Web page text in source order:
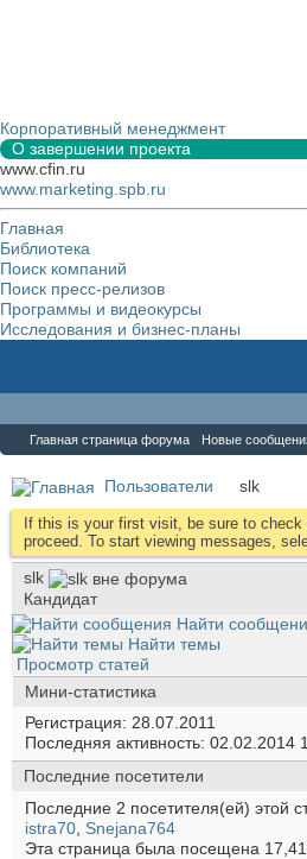
Корпоративный менеджмент
О завершении проекта
www.cfin.ru
www.marketing.spb.ru
Главная
Библиотека
Поиск компаний
Поиск пресс-релизов
Программы и видеокурсы
Исследования и бизнес-планы
Главная страница форума Новые
Пользователи slk
If this is your first visit, be sure to check
proceed. To start viewing messages,
slk
Кандидат
Найти
Найти темы
Просмотр статей
Мини-статистика
Регистрация
28.07.2011
Последняя активность 02.02.2014
Последние посетители
Последние 2 посетителя(ей) этой
istra70 Snejana764
Эта страница была посещена